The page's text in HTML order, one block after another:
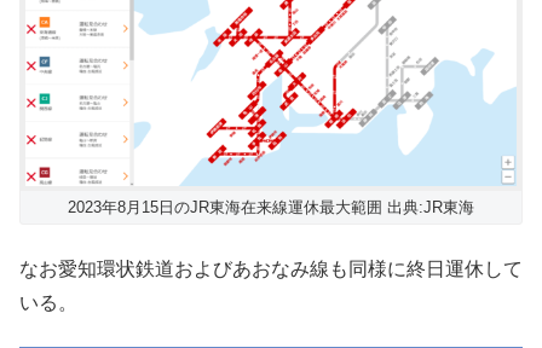
2023年8月15日のJR東海在来線運休最大範囲 出典:JR東海
なお愛知環状鉄道およびあおなみ線も同様に終日運休して
いる。